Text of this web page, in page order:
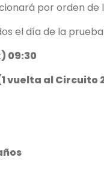
por orden
el día de la
09:30
vuelta al Circuito